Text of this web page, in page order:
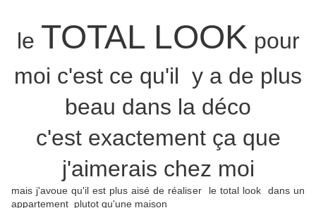
le TOTAL LOOK pour
moi c'est ce qu'il y a de plus
beau dans la déco
c'est exactement ça que
j'aimerais chez moi
mais j'avoue qu'il est plus aisé de réaliser le total look dans un
appartement plutot qu'une maison